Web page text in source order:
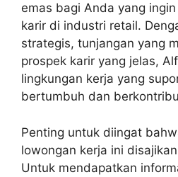
emas bagi Anda yang
karir di industri retail.
strategis, tunjangan yang
prospek karir yang jelas,
lingkungan kerja yang
bertumbuh dan
Penting untuk diingat
lowongan kerja ini
Untuk mendapatkan